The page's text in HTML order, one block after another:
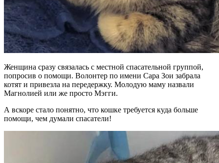
Женщина сразу связалась с местной спасательной группой,
попросив о помощи. Волонтер по имени Сара Зои забрала
котят и привезла на передержку. Молодую маму назвали
Магнолией или же просто Мэгги.
А вскоре стало понятно, что кошке требуется куда больше
помощи, чем думали спасатели!